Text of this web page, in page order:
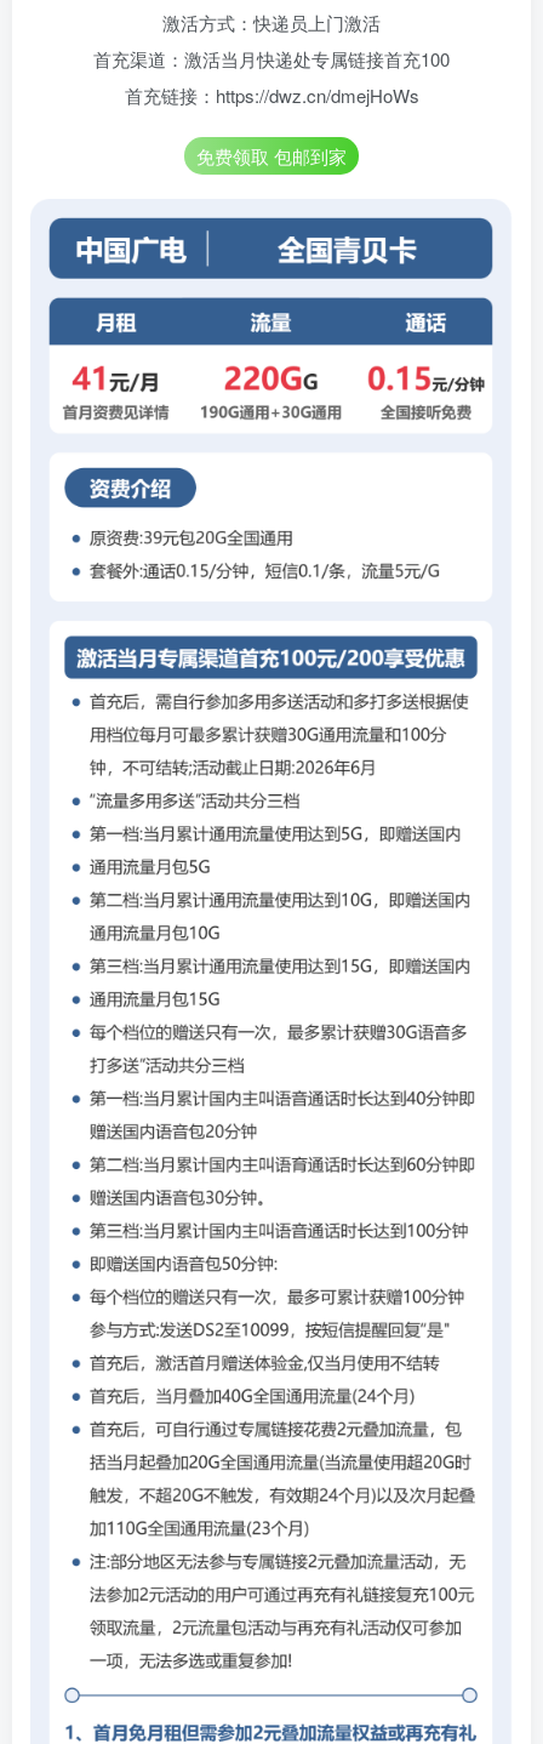
激活方式：快递员上门激活
首充渠道：激活当月快递处专属链接首充100
首充链接：https://dwz.cn/dmejHoWs
免费领取 包邮到家